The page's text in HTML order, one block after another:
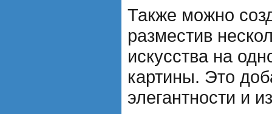
Также можно
разместив
искусства на
картины. Это
элегантности и